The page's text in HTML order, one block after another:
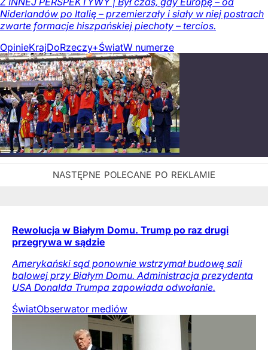
Niderlandów po Italię – przemierzały i siały w niej postrach
zwarte formacje hiszpańskiej piechoty – tercios.
OpinieKrajDoRzeczy+ŚwiatW numerze
Rewolucja w Białym Domu. Trump po raz drugi
przegrywa w sądzie
Amerykański sąd ponownie wstrzymał budowę sali
balowej przy Białym Domu. Administracja prezydenta
USA Donalda Trumpa zapowiada odwołanie.
ŚwiatObserwator mediów